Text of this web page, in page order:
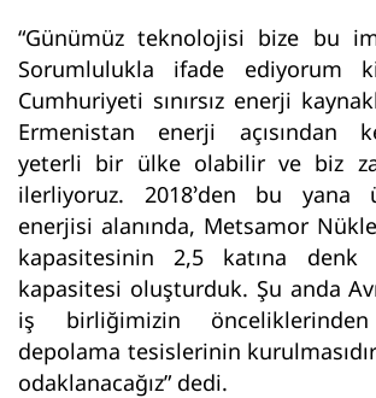
“Günümüz teknolojisi bize bu
Sorumlulukla ifade ediyorum
Cumhuriyeti sınırsız enerji
Ermenistan enerji açısından
yeterli bir ülke olabilir ve biz
ilerliyoruz. 2018’den bu yana
enerjisi alanında, Metsamor
kapasitesinin 2,5 katına
kapasitesi oluşturduk. Şu anda
iş birliğimizin
depolama tesislerinin
odaklanacağız” dedi.